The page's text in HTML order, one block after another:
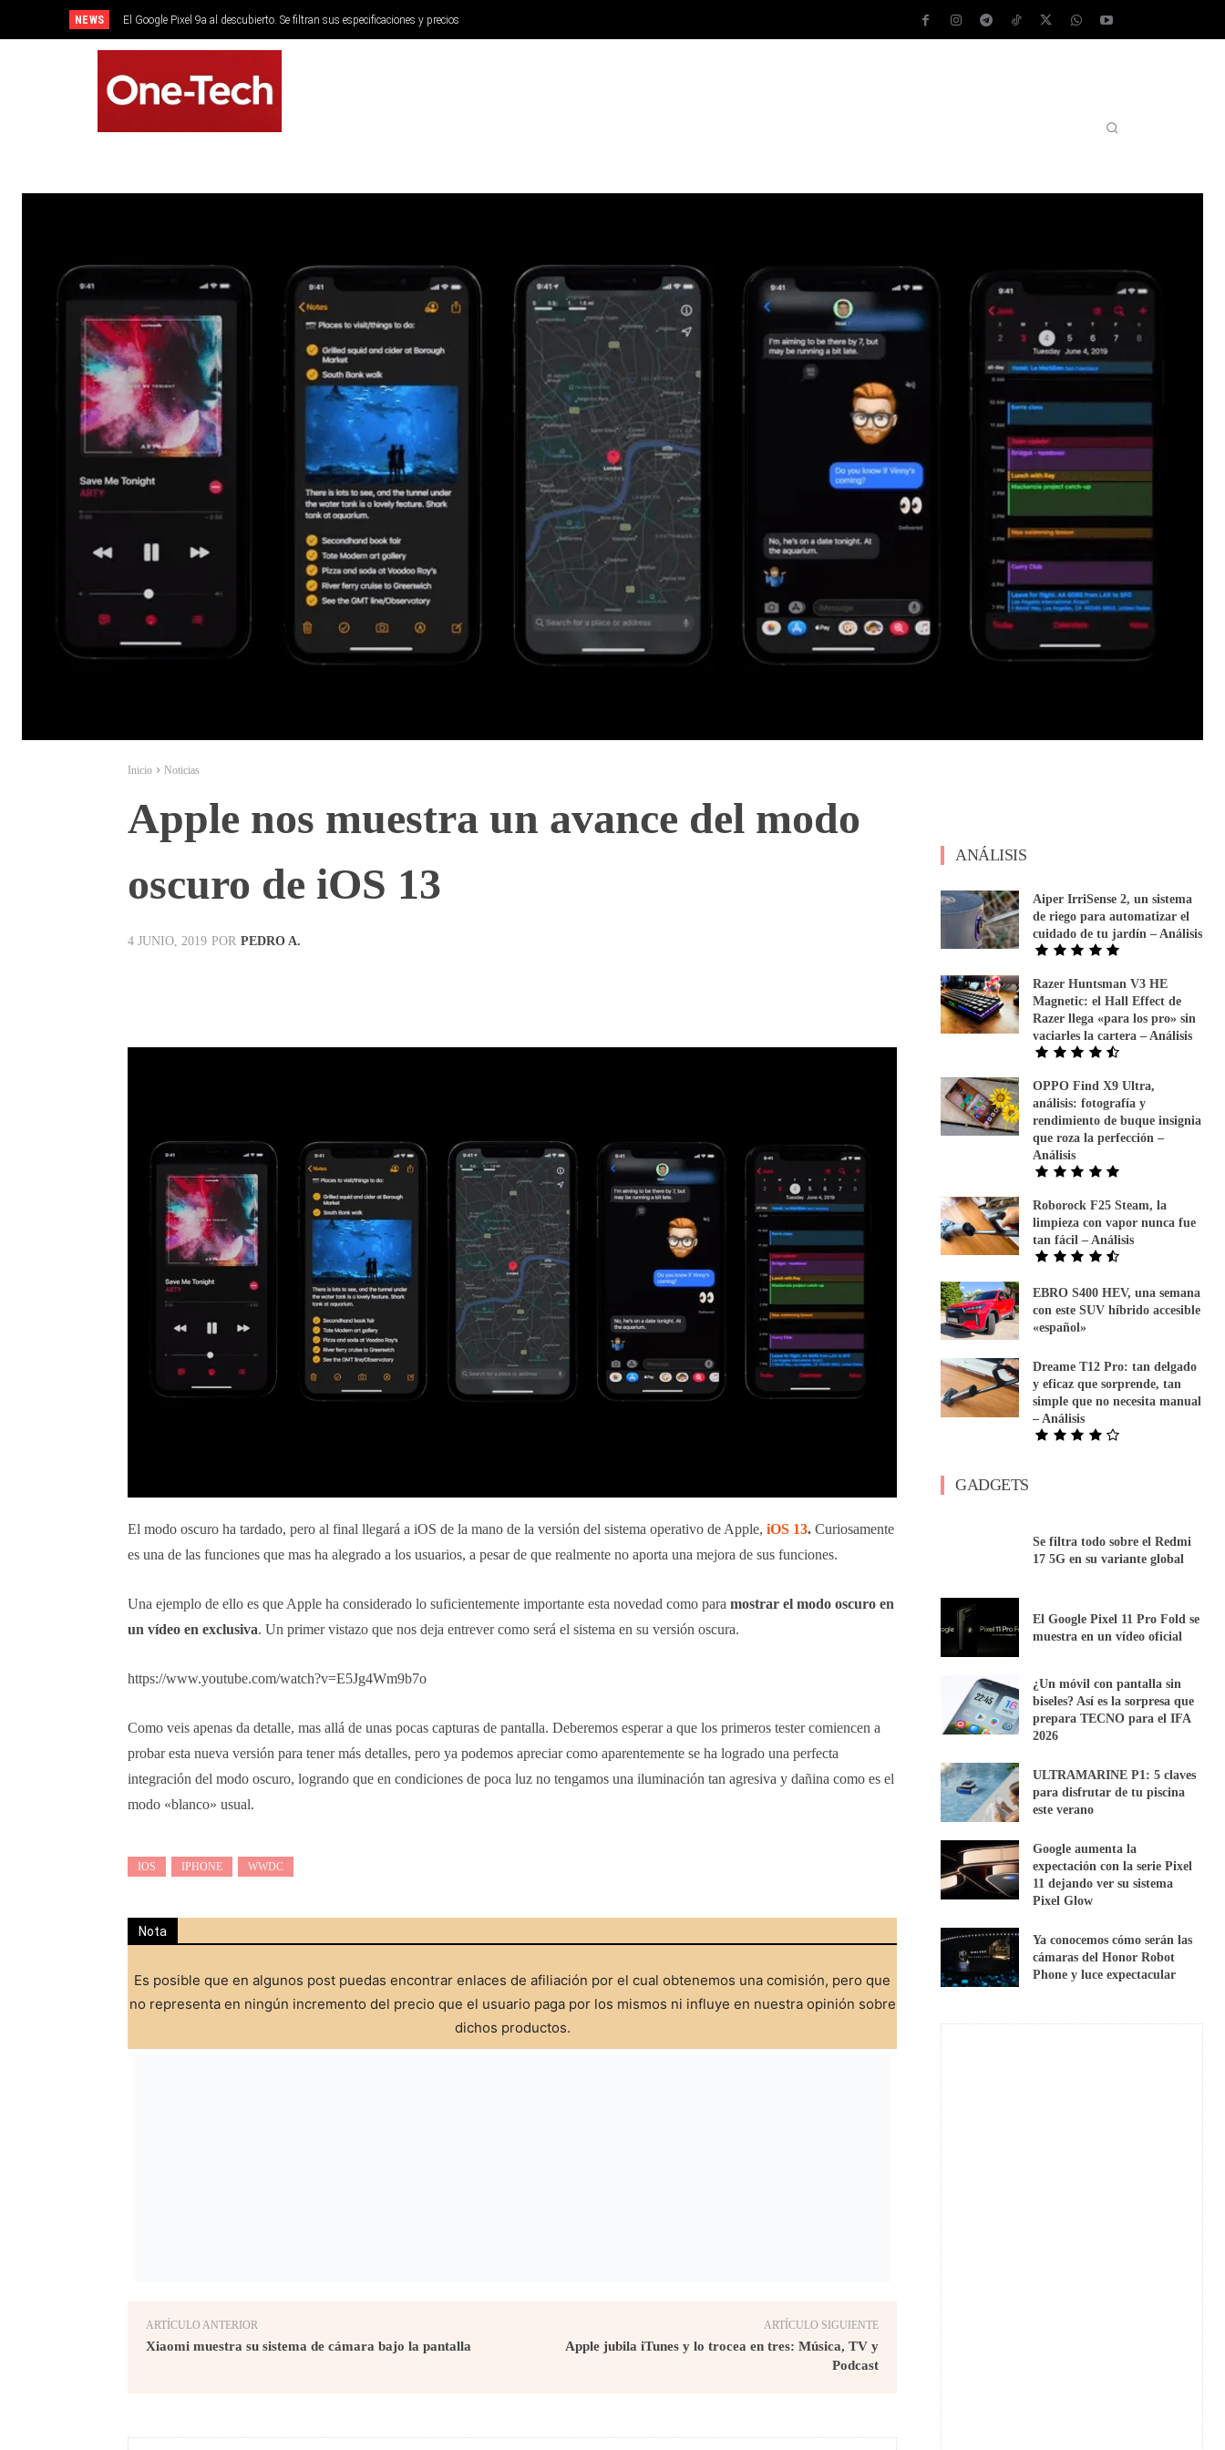
NEWS El Google Pixel 9a al descubierto. Se filtran sus especificaciones y precios
Inicio Noticias
Apple nos muestra un avance del modo
oscuro de iOS 13
4 JUNIO, 2019 POR PEDRO A.
El modo oscuro ha tardado, pero al final llegará a iOS de la mano de la versión del sistema operativo de Apple, iOS 13. Curiosamente
es una de las funciones que mas ha alegrado a los usuarios, a pesar de que realmente no aporta una mejora de sus funciones.
Una ejemplo de ello es que Apple ha considerado lo suficientemente importante esta novedad como para mostrar el modo oscuro en
un vídeo en exclusiva. Un primer vistazo que nos deja entrever como será el sistema en su versión oscura.
https://www.youtube.com/watch?v=E5Jg4Wm9b7o
Como veis apenas da detalle, mas allá de unas pocas capturas de pantalla. Deberemos esperar a que los primeros tester comiencen a
probar esta nueva versión para tener más detalles, pero ya podemos apreciar como aparentemente se ha logrado una perfecta
integración del modo oscuro, logrando que en condiciones de poca luz no tengamos una iluminación tan agresiva y dañina como es el
modo «blanco» usual.
IOS IPHONE WWDC
Nota
Es posible que en algunos post puedas encontrar enlaces de afiliación por el cual obtenemos una comisión, pero que
no representa en ningún incremento del precio que el usuario paga por los mismos ni influye en nuestra opinión sobre
dichos productos.
ARTÍCULO ANTERIOR
Xiaomi muestra su sistema de cámara bajo la pantalla
ARTÍCULO SIGUIENTE
Apple jubila iTunes y lo trocea en tres: Música, TV y
Podcast
ANÁLISIS
Aiper IrriSense 2, un sistema
de riego para automatizar el
cuidado de tu jardín – Análisis
Razer Huntsman V3 HE
Magnetic: el Hall Effect de
Razer llega «para los pro» sin
vaciarles la cartera – Análisis
OPPO Find X9 Ultra,
análisis: fotografía y
rendimiento de buque insignia
que roza la perfección –
Análisis
Roborock F25 Steam, la
limpieza con vapor nunca fue
tan fácil – Análisis
EBRO S400 HEV, una semana
con este SUV híbrido accesible
«español»
Dreame T12 Pro: tan delgado
y eficaz que sorprende, tan
simple que no necesita manual
– Análisis
GADGETS
Se filtra todo sobre el Redmi
17 5G en su variante global
El Google Pixel 11 Pro Fold se
muestra en un vídeo oficial
¿Un móvil con pantalla sin
biseles? Así es la sorpresa que
prepara TECNO para el IFA
2026
ULTRAMARINE P1: 5 claves
para disfrutar de tu piscina
este verano
Google aumenta la
expectación con la serie Pixel
11 dejando ver su sistema
Pixel Glow
Ya conocemos cómo serán las
cámaras del Honor Robot
Phone y luce expectacular